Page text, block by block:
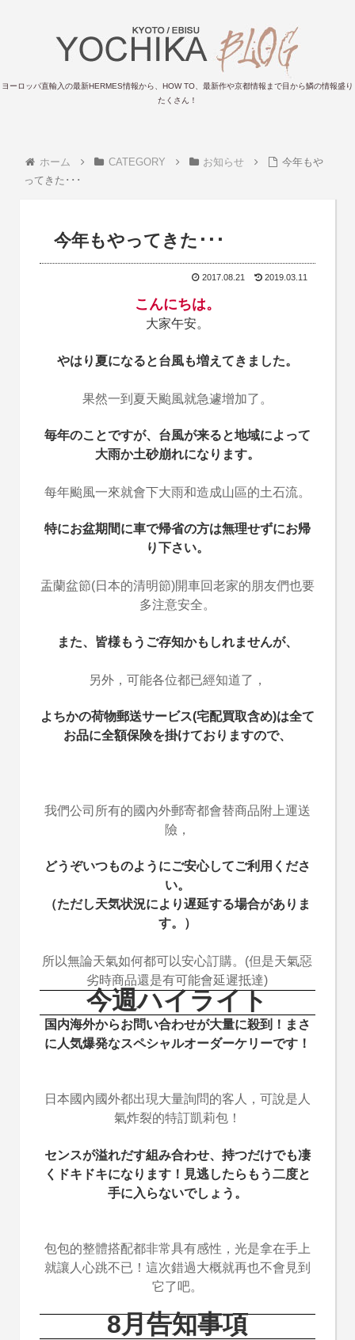
ヨーロッパ直輸入の最新HERMES情報から、HOW TO、最新作や京都情報まで目から鱗の情報盛り
たくさん！
ホーム CATEGORY お知らせ
今年もや
ってきた･･･
今年もやってきた･･･
2017.08.21 2019.03.11
こんにちは。
大家午安。
やはり夏になると台風も増えてきました。
果然一到夏天颱風就急遽增加了。
毎年のことですが、台風が来ると地域によって
大雨か土砂崩れになります。
每年颱風一來就會下大雨和造成山區的土石流。
特にお盆期間に車で帰省の方は無理せずにお帰
り下さい。
盂蘭盆節(日本的清明節)開車回老家的朋友們也要
多注意安全。
また、皆様もうご存知かもしれませんが、
另外，可能各位都已經知道了，
よちかの荷物郵送サービス(宅配買取含め)は全て
お品に全額保険を掛けておりますので、
我們公司所有的國內外郵寄都會替商品附上運送
險，
どうぞいつものようにご安心してご利用くださ
い。
（ただし天気状況により遅延する場合がありま
す。）
所以無論天氣如何都可以安心訂購。(但是天氣惡
劣時商品還是有可能會延遲抵達)
今週ハイライト
国内海外からお問い合わせが大量に殺到！まさ
に人気爆発なスペシャルオーダーケリーです！
日本國內國外都出現大量詢問的客人，可說是人
氣炸裂的特訂凱莉包！
センスが溢れだす組み合わせ、持つだけでも凄
くドキドキになります！見逃したらもう二度と
手に入らないでしょう。
包包的整體搭配都非常具有感性，光是拿在手上
就讓人心跳不已！這次錯過大概就再也不會見到
它了吧。
8月告知事項